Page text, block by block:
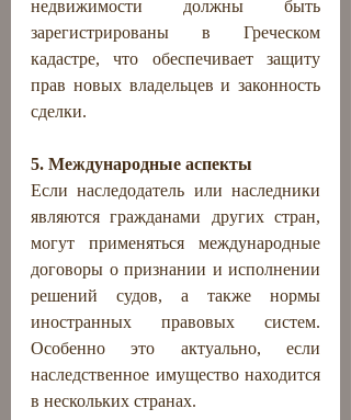
недвижимости должны быть
зарегистрированы в Греческом
кадастре, что обеспечивает защиту
прав новых владельцев и законность
сделки.
5. Международные аспекты
Если наследодатель или наследники
являются гражданами других стран,
могут применяться международные
договоры о признании и исполнении
решений судов, а также нормы
иностранных правовых систем.
Особенно это актуально, если
наследственное имущество находится
в нескольких странах.